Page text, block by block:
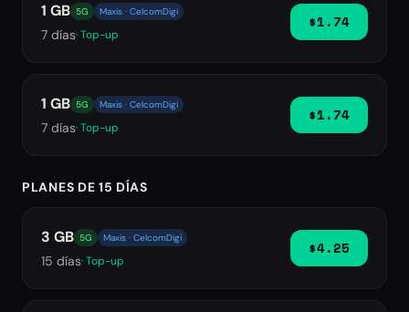
1 GB 5G Maxis · CelcomDigi
7 días· Top-up
$1.74
1 GB 5G Maxis · CelcomDigi
7 días· Top-up
$1.74
PLANES DE 15 DÍAS
3 GB 5G Maxis · CelcomDigi
15 días· Top-up
$4.25